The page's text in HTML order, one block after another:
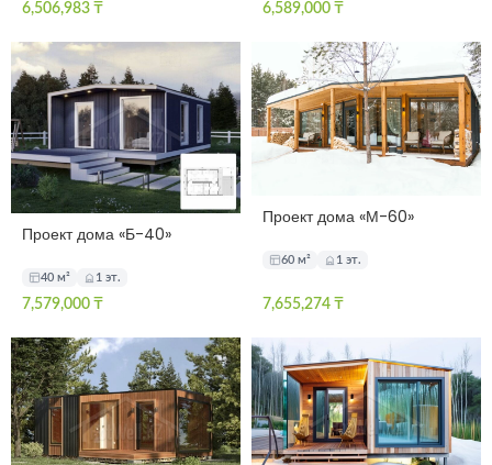
6,506,983 ₸ 6,589,000 ₸
Проект дома «Б-40»
40 м² 1 эт.
7,579,000 ₸
Проект дома «М-60»
60 м² 1 эт.
7,655,274 ₸